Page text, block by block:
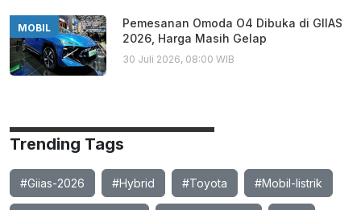
MOBIL
Pemesanan Omoda O4 Dibuka di GIIAS
2026, Harga Masih Gelap
30 Juli 2026, 08:00 WIB
Trending Tags
#Giias-2026 #Hybrid #Toyota #Mobil-listrik